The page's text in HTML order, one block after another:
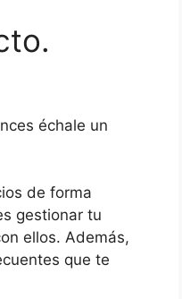
échale un
de forma
gestionar tu
ellos. Además,
que te